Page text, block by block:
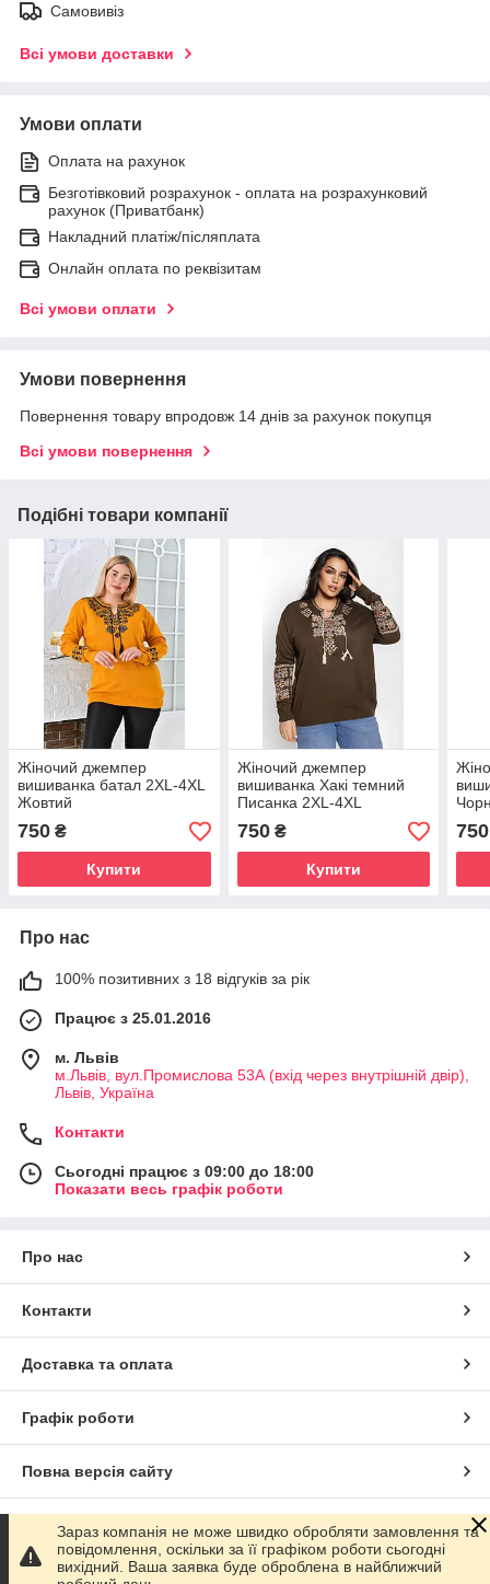
Самовивіз
Всі умови доставки
Умови оплати
Оплата на рахунок
Безготівковий розрахунок - оплата на розрахунковий
рахунок (Приватбанк)
Накладний платіж/післяплата
Онлайн оплата по реквізитам
Всі умови оплати
Умови повернення
Повернення товару впродовж 14 днів за рахунок покупця
Всі умови повернення
Подібні товари компанії
Жіночий джемпер
вишиванка батал 2XL-4XL
Жовтий
750 ₴
Купити
Жіночий джемпер
вишиванка Хакі темний
Писанка 2XL-4XL
750₴
Купити
750
Про нас
100% позитивних з 18 відгуків за рік
Працює з 25.01.2016
м. Львів
м.Львів, вул.Промислова 53А (вхід через внутрішній двір),
Львів, Україна
Контакти
Сьогодні працює з 09:00 до 18:00
Показати весь графік роботи
Про нас
Контакти
Доставка та оплата
Графік роботи
Повна версія сайту
Сайт створено на маркетплейсіProm.ua
Політика конфіденційності
Зараз компанія не може швидко обробляти замовлення та
повідомлення, оскільки за її графіком роботи сьогодні
вихідний. Ваша заявка буде оброблена в найближчий